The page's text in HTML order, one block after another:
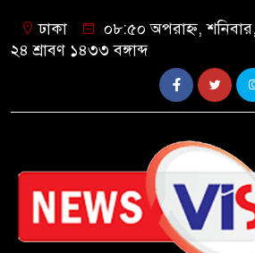
ঢাকা
০৮:৫০ অপরাহ্ন,
২৪ শ্রাবণ ১৪৩৩ বঙ্গাব্দ